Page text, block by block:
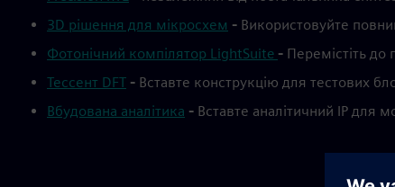
3D рішення для мікросхем - Використовуйте
Фотонічний компілятор LightSuite - Перемістіть
Тессент DFT - Вставте конструкцію для тестових
Вбудована аналітика - Вставте аналітичний IP для